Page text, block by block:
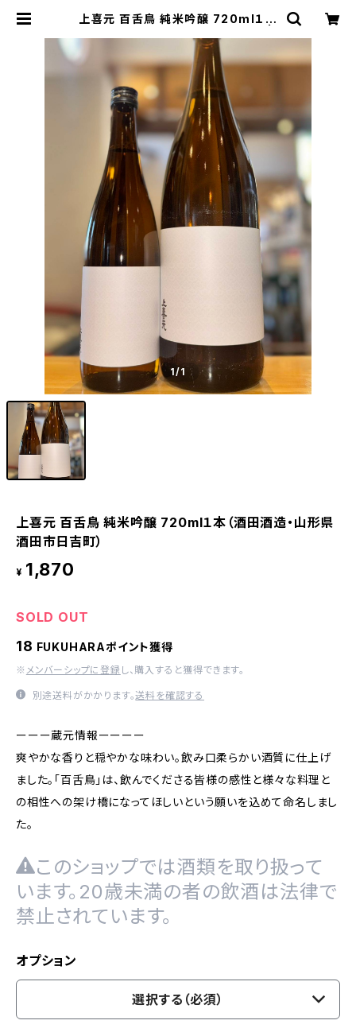
上喜元 百舌鳥 純米吟醸 720ml１本
【BASE公式】福原酒店｜創業1928
年・広島の日本酒・限定酒を全国通販
1/1
上喜元 百舌鳥 純米吟醸 720ml１本（酒田酒造・山形県
酒田市日吉町）
¥ 1,870
SOLD OUT
18 FUKUHARAポイント獲得
※ メンバーシップに登録 し、購入すると獲得できます。
別途送料がかかります。送料を確認する
ーーー蔵元情報ーーーー
爽やかな香りと穏やかな味わい。飲み口柔らかい酒質に仕上げ
ました。「百舌鳥」は、飲んでくださる皆様の感性と様々な料理と
の相性への架け橋になってほしいという願いを込めて命名しまし
た。
このショップでは酒類を取り扱って
います。20歳未満の者の飲酒は法律で
禁止されています。
オプション
選択する（必須）